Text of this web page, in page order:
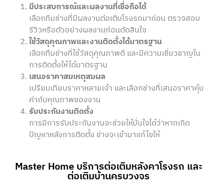
มีประสบการณ์และผลงานที่เชื่อถือได้
เลือกทีมช่างที่มีผลงานต่อเติมโรงรถมาก่อน ตรวจสอบ
รีวิวหรือตัวอย่างผลงานก่อนตัดสินใจ
ใช้วัสดุคุณภาพและงานติดตั้งได้มาตรฐาน
เลือกทีมช่างที่ใช้วัสดุคุณภาพดี และมีความเชี่ยวชาญใน
การติดตั้งให้ได้มาตรฐาน
เสนอราคาสมเหตุสมผล
เปรียบเทียบราคาหลายเจ้า และเลือกช่างที่เสนอราคาคุ้ม
ค่ากับคุณภาพของงาน
รับประกันงานติดตั้ง
การมีการรับประกันงานจะช่วยให้มั่นใจได้ว่าหากเกิด
ปัญหาหลังการติดตั้ง ช่างจะเข้ามาแก้ไขให้
Master Home บริการต่อเติมหลังคาโรงรถ และ
ต่อเติมบ้านครบวงจร